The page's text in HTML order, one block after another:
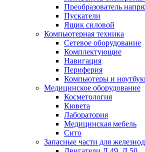
Преобразователь
Пускатели
Ящик силовой
Компьютерная техника
Сетевое оборудование
Комплектующие
Навигация
Периферия
Компьютеры и
Медицинское оборудование
Косметология
Кювета
Лаборатория
Медицинская мебель
Сито
Запасные части для